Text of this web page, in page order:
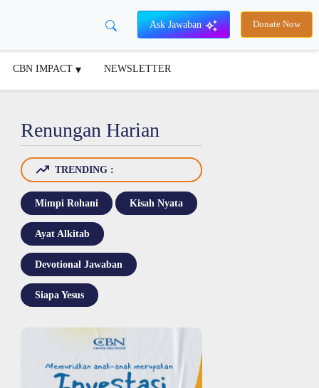
Ask Jawaban Donate Now
CBN IMPACT NEWSLETTER
Renungan Harian
TRENDING :
Mimpi Rohani Kisah Nyata
Ayat Alkitab
Devotional Jawaban
Siapa Yesus